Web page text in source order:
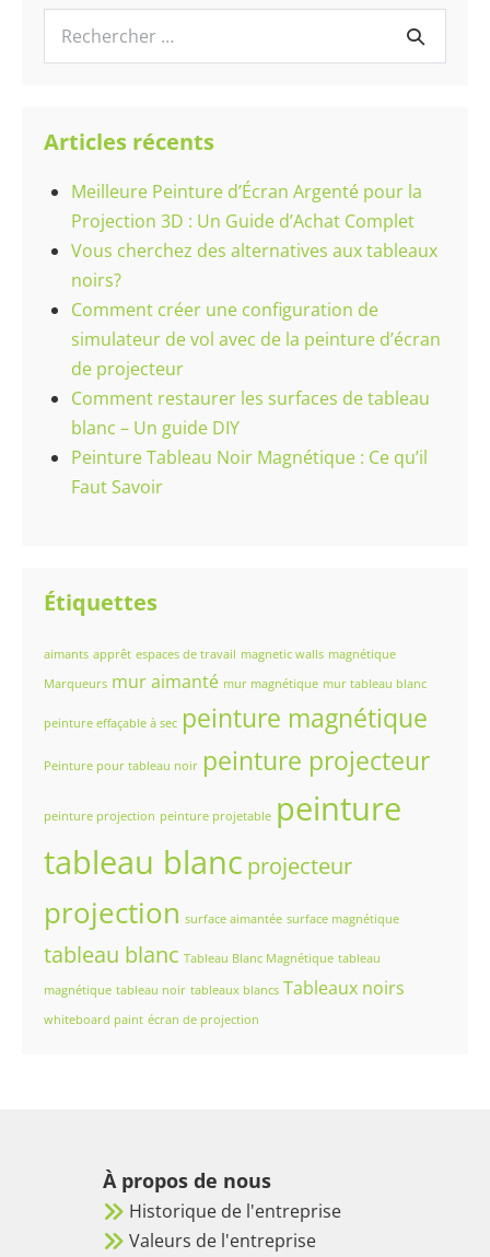
et
Recherche
Articles récents
Meilleure Peinture d’Écran Argenté pour la
Projection 3D : Un Guide d’Achat Complet
Vous cherchez des alternatives aux tableaux
noirs?
Comment créer une configuration de
simulateur de vol avec de la peinture d’écran
de projecteur
Comment restaurer les surfaces de tableau
blanc – Un guide DIY
Peinture Tableau Noir Magnétique : Ce qu’il
Faut Savoir
Étiquettes
aimants apprêt espaces de travail magnetic walls magnétique
Marqueurs mur aimanté mur magnétique mur tableau blanc
peinture effaçable à sec peinture magnétique
Peinture pour tableau noir peinture projecteur
peinture projection peinture projetable peinture
tableau blanc projecteur
projection surface aimantée surface magnétique
tableau blanc Tableau Blanc Magnétique tableau
magnétique tableau noir tableaux blancs Tableaux noirs
whiteboard paint écran de projection
À propos de nous
Historique de l'entreprise
Valeurs de l'entreprise